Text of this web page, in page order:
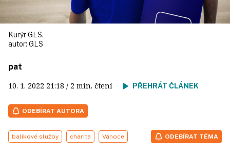
Kurýr GLS.
autor: GLS
pat
10. 1. 2022 21:18 / 2 min. čtení PŘEHRÁT ČLÁNEK
ODEBÍRAT AUTORA
balíkové služby charita Vánoce ODEBÍRAT TÉMA